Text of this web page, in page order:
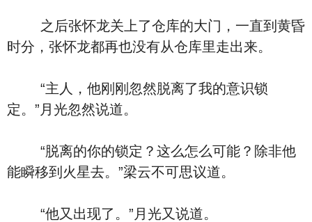
之后张怀龙关上了仓库的大门，一直到黄昏
时分，张怀龙都再也没有从仓库里走出来。
“主人，他刚刚忽然脱离了我的意识锁
定。”月光忽然说道。
“脱离的你的锁定？这么怎么可能？除非他
能瞬移到火星去。”梁云不可思议道。
“他又出现了。”月光又说道。